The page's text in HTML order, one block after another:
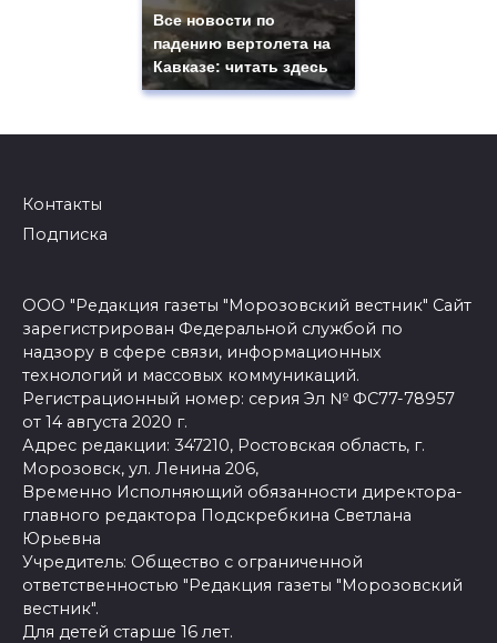
Все новости по
падению вертолета на
Кавказе: читать здесь
Контакты
Подписка
ООО "Редакция газеты "Морозовский вестник" Сайт
зарегистрирован Федеральной службой по
надзору в сфере связи, информационных
технологий и массовых коммуникаций.
Регистрационный номер: серия Эл № ФС77-78957
от 14 августа 2020 г.
Адрес редакции: 347210, Ростовская область, г.
Морозовск, ул. Ленина 206,
Временно Исполняющий обязанности директора-
главного редактора Подскребкина Светлана
Юрьевна
Учредитель: Общество с ограниченной
ответственностью "Редакция газеты "Морозовский
вестник".
Для детей старше 16 лет.